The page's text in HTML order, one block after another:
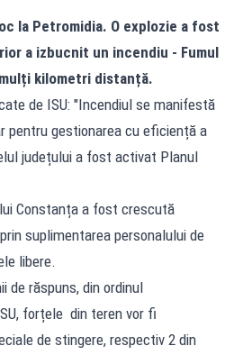
la Petromidia. O explozie a fost
a izbucnit un incendiu - Fumul
kilometri distanță.
de ISU: "Incendiul se manifestă
pentru gestionarea cu eficiență a
județului a fost activat Planul
Constanța a fost crescută
suplimentarea personalului de
libere.
de răspuns, din ordinul
forțele din teren vor fi
de stingere, respectiv 2 din